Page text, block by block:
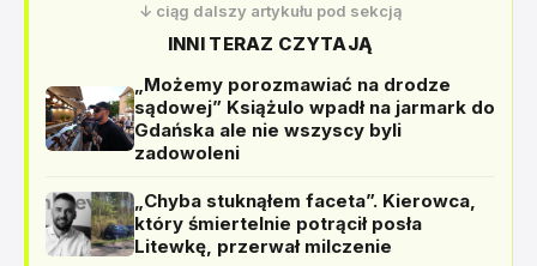
↓ ciąg dalszy artykułu pod sekcją
INNI TERAZ CZYTAJĄ
„Możemy porozmawiać na drodze
sądowej” Książulo wpadł na jarmark do
Gdańska ale nie wszyscy byli
zadowoleni
„Chyba stuknąłem faceta”. Kierowca,
który śmiertelnie potrącił posła
Litewkę, przerwał milczenie